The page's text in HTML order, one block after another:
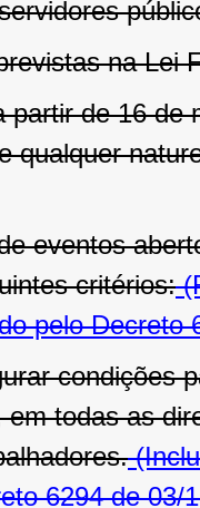
na Lei
partir de 16 de
qualquer
eventos
critérios:
pelo Decreto
condições
todas as
6294 de 03/